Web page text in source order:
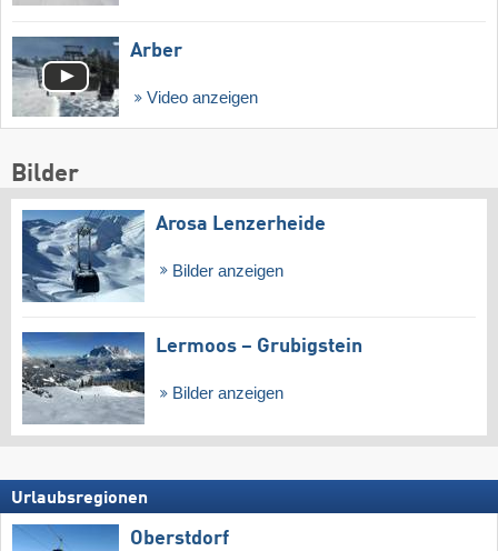
Arber
Video anzeigen
Bilder
Arosa Lenzerheide
Bilder anzeigen
Lermoos – Grubigstein
Bilder anzeigen
Urlaubsregionen
Oberstdorf